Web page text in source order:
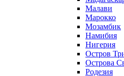
Малави
Марокко
Мозамбик
Намибия
Нигерия
Остров
Острова
Родезия